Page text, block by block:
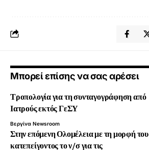
Μπορεί επίσης να σας αρέσει
Τροπολογία για τη συνταγογράφηση από
Ιατρούς εκτός ΓεΣΥ
Βεργίνα Newsroom
Στην επόμενη Ολομέλεια με τη μορφή του
κατεπείγοντος το ν/σ για τις